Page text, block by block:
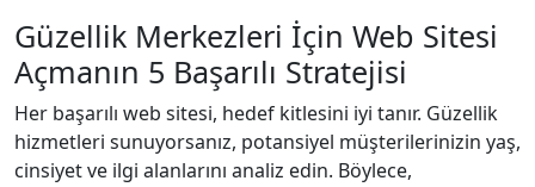
Güzellik Merkezleri İçin Web Sitesi
Açmanın 5 Başarılı Stratejisi
Her başarılı web sitesi, hedef kitlesini iyi tanır. Güzellik
hizmetleri sunuyorsanız, potansiyel müşterilerinizin yaş,
cinsiyet ve ilgi alanlarını analiz edin. Böylece,